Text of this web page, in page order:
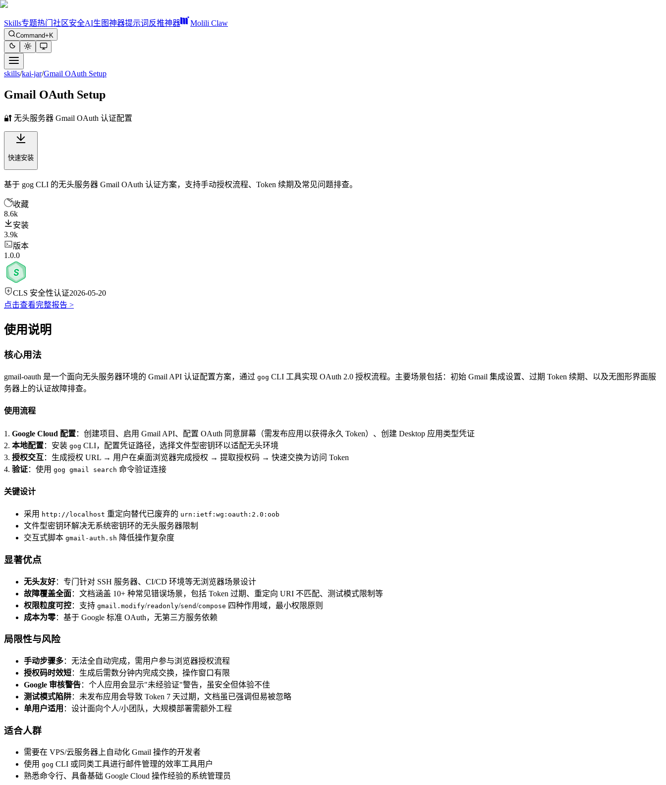
Skills专题热门 社区安全AI生图神器提示词反推神器 Molili Claw
Command+K
skills/kai-jar/Gmail OAuth Setup
Gmail OAuth Setup
🔐 无头服务器 Gmail OAuth 认证配置
快速安装
基于 gog CLI 的无头服务器 Gmail OAuth 认证方案，支持手动授权流程、Token 续期及常见问题排查。
收藏
8.6k
安装
3.9k
版本
1.0.0
CLS 安全性认证2026-05-20
点击查看完整报告 >
使用说明
核心用法
gmail-oauth 是一个面向无头服务器环境的 Gmail API 认证配置方案，通过 gog CLI 工具实现 OAuth 2.0 授权流程。主要场景包括：初始 Gmail 集成设置、过期 Token 续期、以及无图形界面服
务器上的认证故障排查。
使用流程
1. Google Cloud 配置：创建项目、启用 Gmail API、配置 OAuth 同意屏幕（需发布应用以获得永久 Token）、创建 Desktop 应用类型凭证
2. 本地配置：安装 gog CLI，配置凭证路径，选择文件型密钥环以适配无头环境
3. 授权交互 ：生成授权 URL → 用户在桌面浏览器完成授权 → 提取授权码 → 快速交换为访问 Token
4. 验证：使用 gog gmail search 命令验证连接
关键设计
采用 http://localhost 重定向替代已废弃的 urn:ietf:wg:oauth:2.0:oob
文件型密钥环解决无系统密钥环的无头服务器限制
交互式脚本 gmail-auth.sh 降低操作复杂度
显著优点
无头友好：专门针对 SSH 服务器、CI/CD 环境等无浏览器场景设计
故障覆盖全面：文档涵盖 10+ 种常见错误场景，包括 Token 过期、重定向 URI 不匹配、测试模式限制等
权限粒度可控：支持 gmail.modify/readonly/send/compose 四种作用域，最小权限原则
成本为零：基于 Google 标准 OAuth，无第三方服务依赖
局限性与风险
手动步骤多：无法全自动完成，需用户参与浏览器授权流程
授权码时效短：生成后需数分钟内完成交换，操作窗口有限
Google 审核警告：个人应用会显示"未经验证"警告，虽安全但体验不佳
测试模式陷阱：未发布应用会导致 Token 7 天过期，文档虽已强调但易被忽略
单用户适用 ：设计面向个人/小团队，大规模部署需额外工程
适合人群
需要在 VPS/云服务器上自动化 Gmail 操作的开发者
使用 gog CLI 或同类工具进行邮件管理的效率工具用户
熟悉命令行、具备基础 Google Cloud 操作经验的系统管理员